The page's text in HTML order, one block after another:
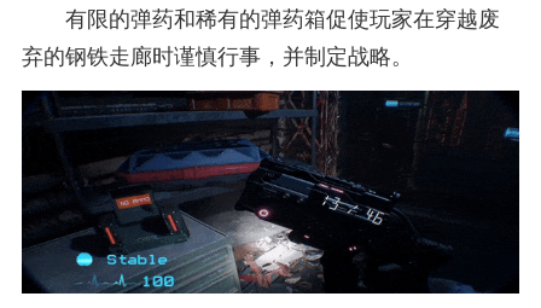
有限的弹药和稀有的弹药箱促使玩家在穿越废
弃的钢铁走廊时谨慎行事，并制定战略。